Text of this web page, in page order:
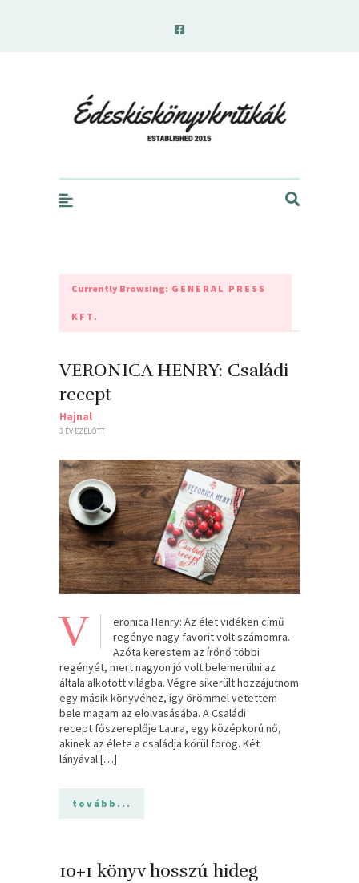
Currently Browsing: GENERAL PRESS
KFT.
VERONICA HENRY: Családi
recept
Hajnal
3 ÉV EZELŐTT
V
eronica Henry: Az élet vidéken című
regénye nagy favorit volt számomra.
Azóta kerestem az írőnő többi
regényét, mert nagyon jó volt belemerülni az
általa alkotott világba. Végre sikerült hozzájutnom
egy másik könyvéhez, így örömmel vetettem
bele magam az elolvasásába. A Családi
recept főszereplője Laura, egy középkorú nő,
akinek az élete a családja körül forog. Két
lányával […]
tovább...
10+1 könyv hosszú hideg